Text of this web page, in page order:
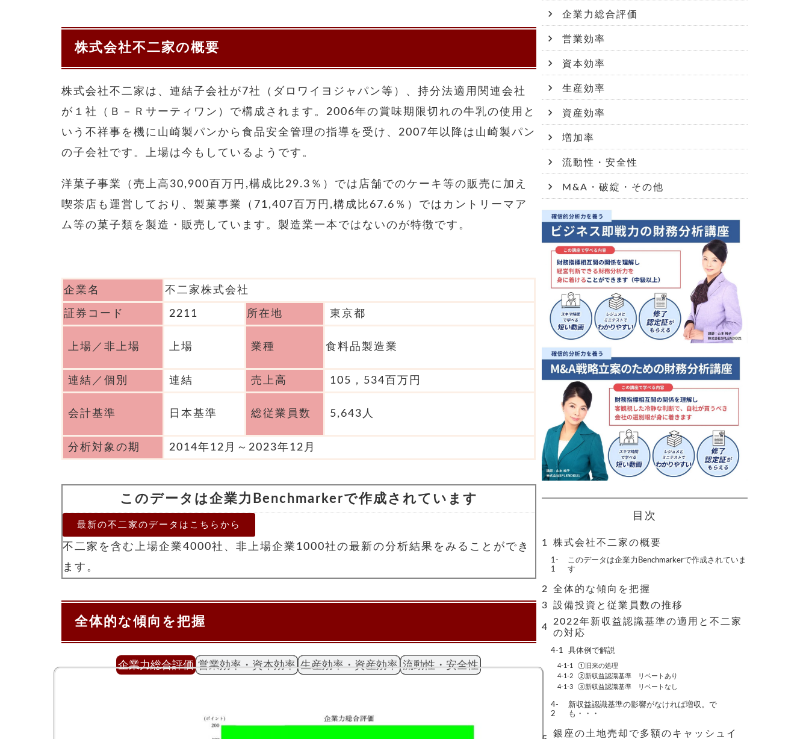
株式会社不二家の概要
株式会社不二家は、連結子会社が7社（ダロワイヨジャパン等）、持分法適用関連会社
が１社（Ｂ－Ｒサーティワン）で構成されます。2006年の賞味期限切れの牛乳の使用と
いう不祥事を機に山崎製パンから食品安全管理の指導を受け、2007年以降は山崎製パン
の子会社です。上場は今もしているようです。
洋菓子事業（売上高30,900百 万円,構成比29.3％）では店舗でのケーキ等の販売に加え
喫茶店も運営しており、製菓事業（71,407百万円,構成比67.6％）ではカントリーマア
ム等の菓子類を製造・販売しています。製造業一本ではないのが特徴です。
企業名 不二家株式会社
証券コード 2211 所在地 東京都
上場／非上場 上場 業種 食料品製造業
連結／個別 連結 売上高 105，534百万円
会計基準 日本基準 総従業員数 5,643人
分析対象の期 2014年12月～2023年12月
このデータは企業力Benchmarkerで作成されています
最新の不二家のデータはこちらから
不二家を含む上場企業4000社、非上場企業1000社の最新の分析結果をみることができ
ます。
全体的な傾向を把握
企業力総合評価 営業効率・資本効率 生産効率・資産効率 流動性・安全性
企業力総合評価
営業効率
資本効率
生産効率
資産効率
増加率
流動性・安全性
M&A・破綻・その他
目次
株式会社不二家の概要
このデータは企業力Benchmarkerで作成されていま
す
全体的な傾向を把握
設備投資と従業員数の推移
2022年新収益認識基準の適用と不二家
の対応
具体例で解説
①旧来の処理
②新収益認識基準 リベートあり
③新収益認識基準 リベートなし
新収益認識基準の影響がなければ増収。で
も・・・
銀座の土地売却で多額のキャッシュイ